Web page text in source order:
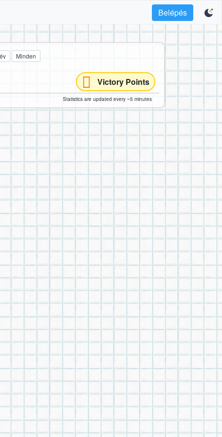
Belépés
Minden
Victory Points
Statistics are updated every ~5 minutes